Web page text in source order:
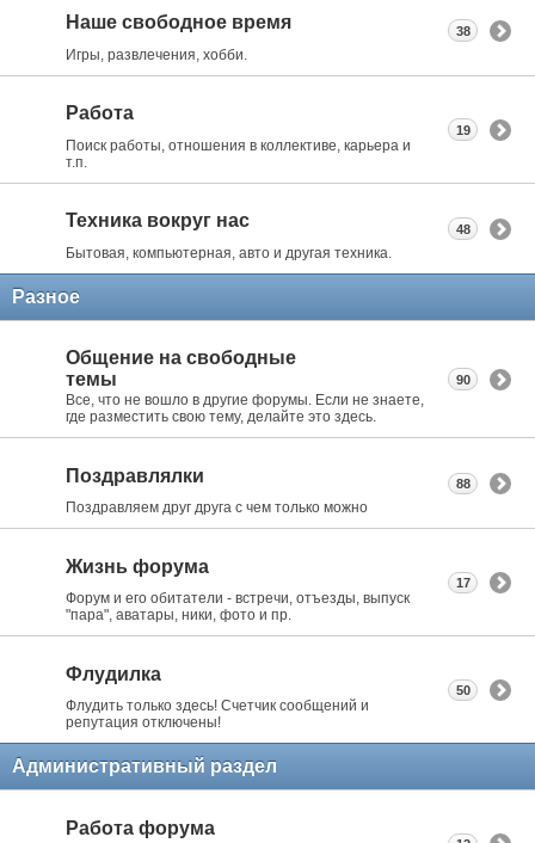
Наше свободное время
Игры, развлечения, хобби.
38
Работа
Поиск работы, отношения в коллективе, карьера и
т.п.
19
Техника вокруг нас
Бытовая, компьютерная, авто и другая техника.
48
Разное
Общение на свободные
темы
Все, что не вошло в другие форумы. Если не знаете,
где разместить свою тему, делайте это здесь.
90
Поздравлялки
Поздравляем друг друга с чем только можно
88
Жизнь форума
Форум и его обитатели - встречи, отъезды, выпуск
"пара", аватары, ники, фото и пр.
17
Флудилка
Флудить только здесь! Счетчик сообщений и
репутация отключены!
50
Административный раздел
Работа форума